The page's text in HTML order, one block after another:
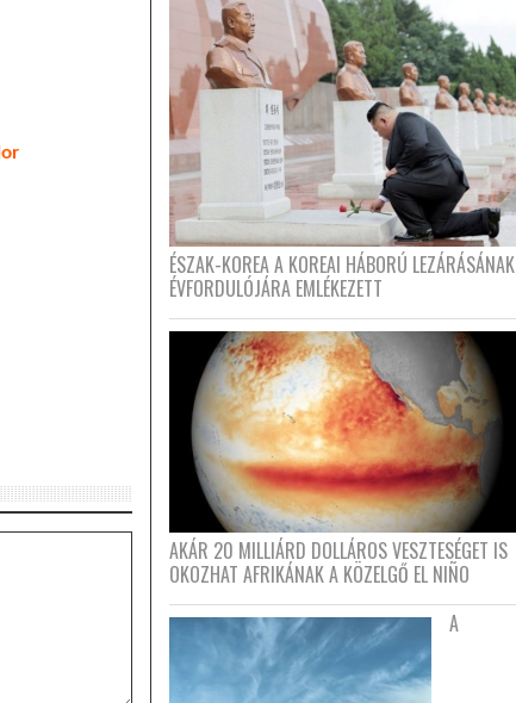
ÉSZAK-KOREA A KOREAI HÁBORÚ LEZÁRÁSÁNAK
ÉVFORDULÓJÁRA EMLÉKEZETT
AKÁR 20 MILLIÁRD DOLLÁROS VESZTESÉGET IS
OKOZHAT AFRIKÁNAK A KÖZELGŐ EL NIÑO
A